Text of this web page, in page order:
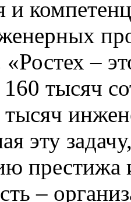
и
«Ростех –
тысяч
эту
престижа
–